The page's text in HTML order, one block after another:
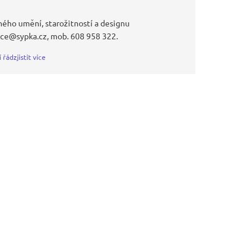
umění, starožitností a designu
mob. 608 958 322.
řádzjistit více